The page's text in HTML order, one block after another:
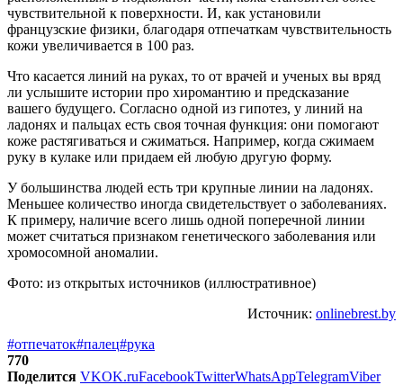
чувствительной к поверхности. И, как установили
французские физики, благодаря отпечаткам чувствительность
кожи увеличивается в 100 раз.
Что касается линий на руках, то от врачей и ученых вы вряд
ли услышите истории про хиромантию и предсказание
вашего будущего. Согласно одной из гипотез, у линий на
ладонях и пальцах есть своя точная функция: они помогают
коже растягиваться и сжиматься. Например, когда сжимаем
руку в кулаке или придаем ей любую другую форму.
У большинства людей есть три крупные линии на ладонях.
Меньшее количество иногда свидетельствует о заболеваниях.
К примеру, наличие всего лишь одной поперечной линии
может считаться признаком генетического заболевания или
хромосомной аномалии.
Фото: из открытых источников (иллюстративное)
Источник: onlinebrest.by
#отпечаток#палец#рука
770
Поделится VKOK.ruFacebookTwitterWhatsAppTelegramViber